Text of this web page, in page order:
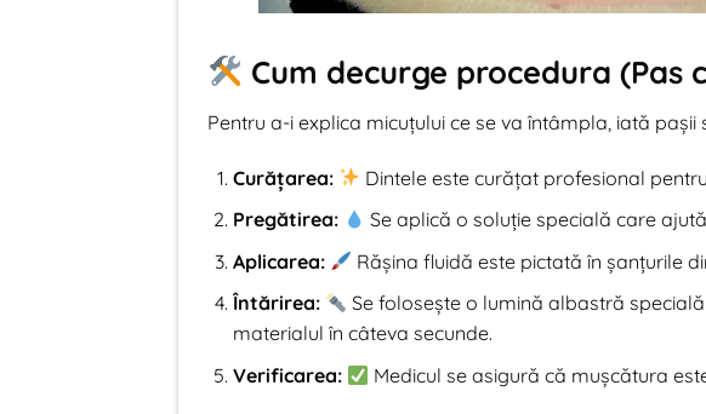
Cum decurge procedura (Pas
Pentru a-i explica micuțului ce se va întâmpla, iată
Curățarea:
Dintele este curățat profesional
Pregătirea:
Se aplică o soluție specială care
Aplicarea:
Rășina fluidă este pictată în șanțurile
Întărirea:
Se folosește o lumină albastră
materialul în câteva secunde.
Verificarea:
Medicul se asigură că mușcătura